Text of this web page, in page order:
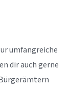
umfangreiche
dir auch gerne